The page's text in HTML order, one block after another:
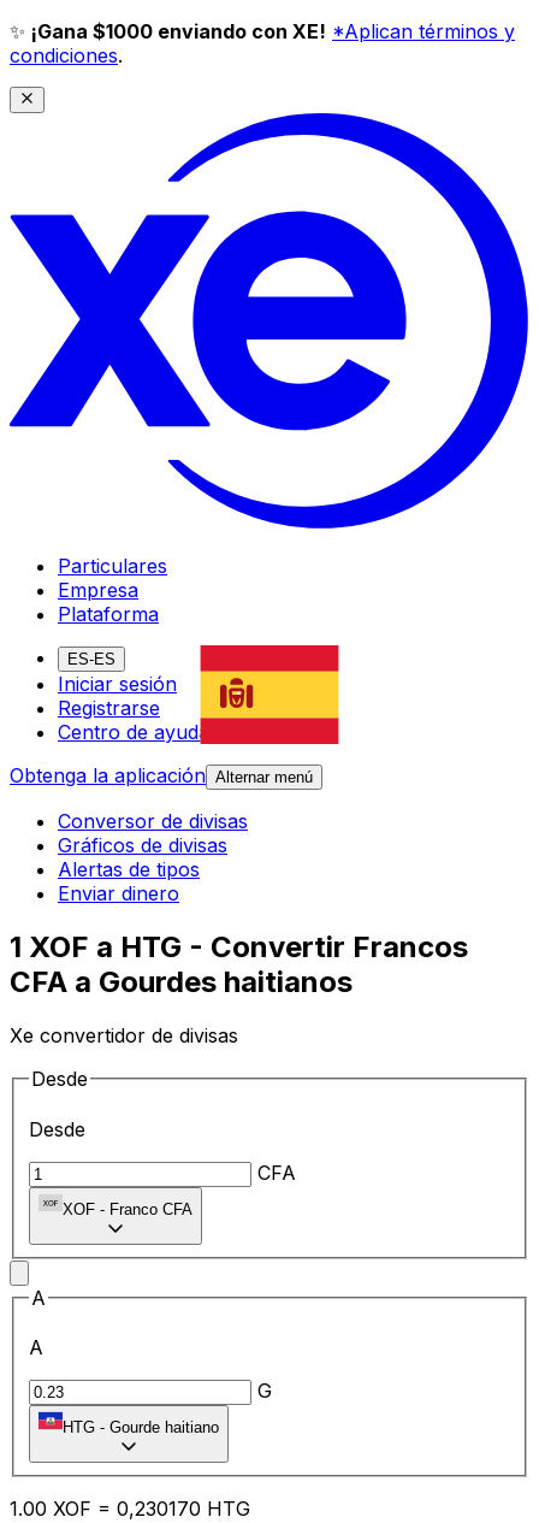
✨ ¡Gana $1000 enviando con XE! *Aplican términos y
condiciones.
Particulares
Empresa
Plataforma
ES-ES
Iniciar sesión
Registrarse
Centro de ayuda
Obtenga la aplicación Alternar menú
Conversor de divisas
Gráficos de divisas
Alertas de tipos
Enviar dinero
1 XOF a HTG - Convertir Francos
CFA a Gourdes haitianos
Xe convertidor de divisas
Desde
Desde
CFA
XOF - Franco CFA
A
A
G
HTG - Gourde haitiano
1.00 XOF = 0,230170 HTG